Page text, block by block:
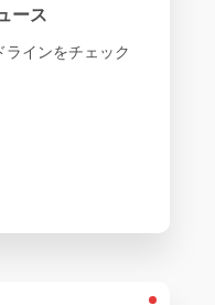
ース
インをチェック